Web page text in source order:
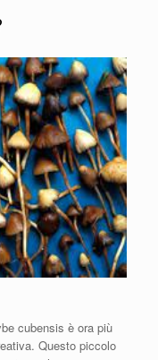
cubensis è ora più
Questo piccolo